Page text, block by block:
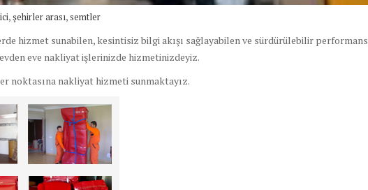
,şehirler arası,semtler
hizmet sunabilen, kesintisiz bilgi akışı sağlayabilen ve sürdürülebilir performans
eve nakliyat işlerinizde hizmetinizdeyiz.
noktasına nakliyat hizmeti sunmaktayız.